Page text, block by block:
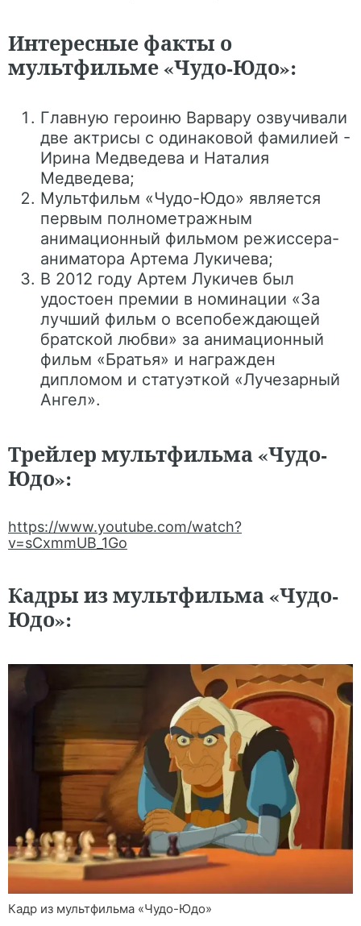
Интересные факты о
мультфильме «Чудо-Юдо»:
Главную героиню Варвару озвучивали
две актрисы с одинаковой фамилией -
Ирина Медведева и Наталия
Медведева;
Мультфильм «Чудо-Юдо» является
первым полнометражным
анимационный фильмом режиссера-
аниматора Артема Лукичева;
В 2012 году Артем Лукичев был
удостоен премии в номинации «За
лучший фильм о всепобеждающей
братской любви» за анимационный
фильм «Братья» и награжден
дипломом и статуэткой «Лучезарный
Ангел».
Трейлер мультфильма «Чудо-
Юдо»:
https://www.youtube.com/watch?
v=sCxmmUB_1Go
Кадры из мультфильма «Чудо-
Юдо»:
Кадр из мультфильма «Чудо-Юдо»